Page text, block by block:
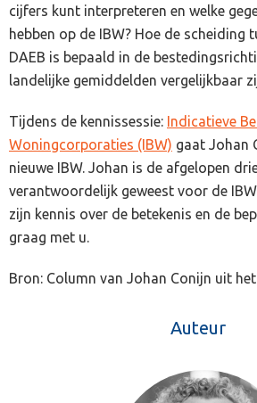
cijfers kunt interpreteren en welke
hebben op de IBW? Hoe de scheiding
DAEB is bepaald in de
landelijke gemiddelden vergelijkbaar
Tijdens de kennissessie: Indicatieve
Woningcorporaties (IBW) gaat Johan
nieuwe IBW. Johan is de afgelopen
verantwoordelijk geweest voor de
zijn kennis over de betekenis en de
graag met u.
Bron: Column van Johan Conijn uit het
Auteur